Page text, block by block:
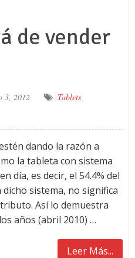
de vender
3, 2012
Tablets
dando la razón a
la tableta con sistema
día, es decir, el 54.4% del
sistema, no significa
Así lo demuestra
años (abril 2010) …
Leer Más...